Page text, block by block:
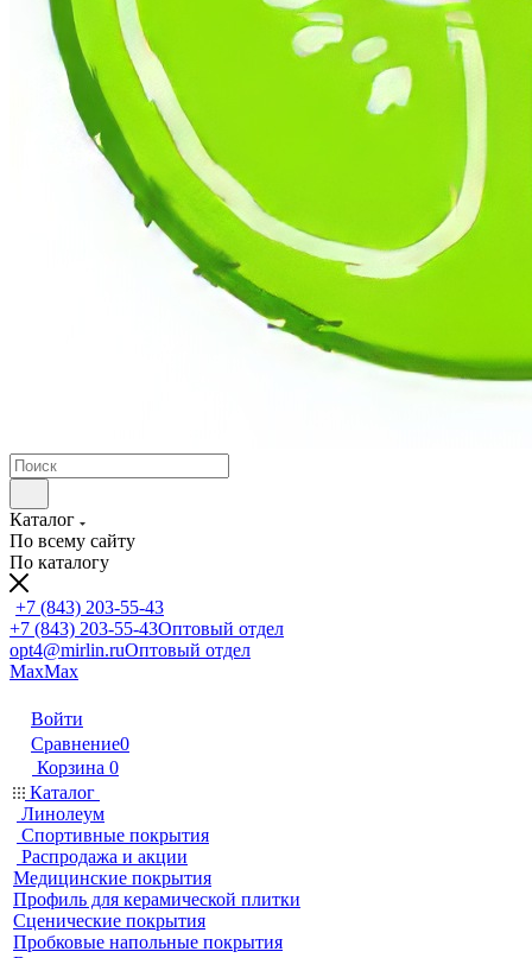
Каталог
По всему сайту
По каталогу
+7 (843) 203-55-43
+7 (843) 203-55-43Оптовый отдел
opt4@mirlin.ruОптовый отдел
MaxMax
Войти
Сравнение0
Корзина 0
Каталог
Линолеум
Спортивные покрытия
Распродажа и акции
Медицинские покрытия
Профиль для керамической плитки
Сценические покрытия
Пробковые напольные покрытия